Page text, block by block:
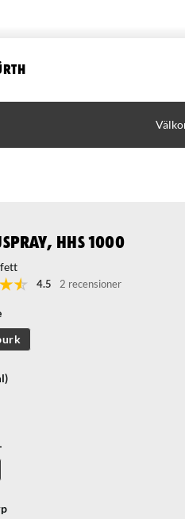
HHS 1000
4.5 2 recensioner